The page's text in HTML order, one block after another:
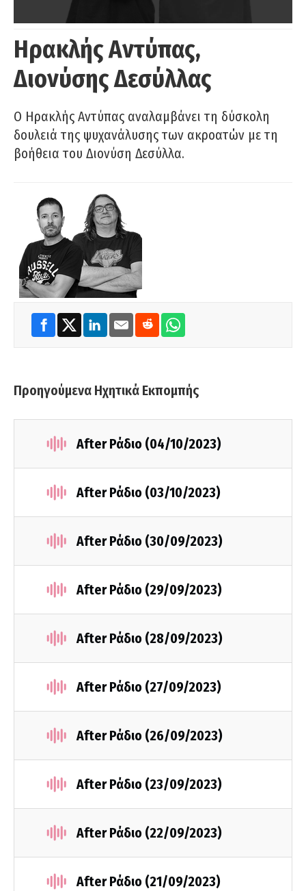
Ηρακλής Αντύπας,
Διονύσης Δεσύλλας
Ο Ηρακλής Αντύπας αναλαμβάνει τη δύσκολη
δουλειά της ψυχανάλυσης των ακροατών με τη
βοήθεια του Διονύση Δεσύλλα.
Προηγούμενα Ηχητικά Εκπομπής
After Ράδιο (04/10/2023)
After Ράδιο (03/10/2023)
After Ράδιο (30/09/2023)
After Ράδιο (29/09/2023)
After Ράδιο (28/09/2023)
After Ράδιο (27/09/2023)
After Ράδιο (26/09/2023)
After Ράδιο (23/09/2023)
After Ράδιο (22/09/2023)
After Ράδιο (21/09/2023)